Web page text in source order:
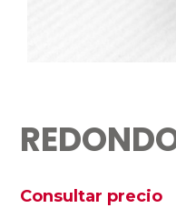
Consultar precio